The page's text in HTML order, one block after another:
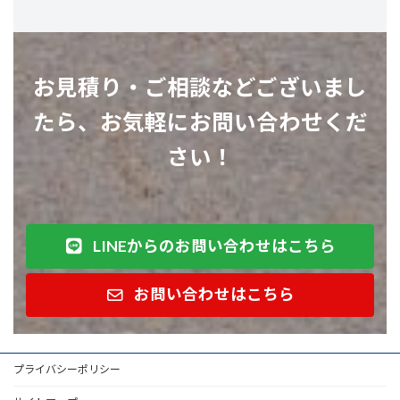
お見積り・ ご相談などございまし
たら、お気軽にお問い合わせくだ
さい ！
LINEからのお問い合わせはこちら
お問い合わせはこちら
プライバシーポリシー